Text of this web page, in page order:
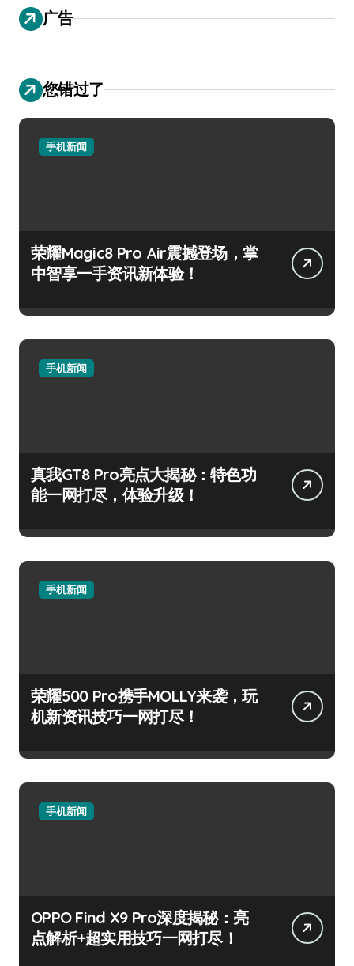
广告
您错过了
手机新闻
荣耀Magic8 Pro Air震撼登场，掌
中智享一手资讯新体验！
手机新闻
真我GT8 Pro亮点大揭秘：特色功
能一网打尽，体验升级！
手机新闻
荣耀500 Pro携手MOLLY来袭，玩
机新资讯技巧一网打尽！
手机新闻
OPPO Find X9 Pro深度揭秘：亮
点解析+超实用技巧一网打尽！